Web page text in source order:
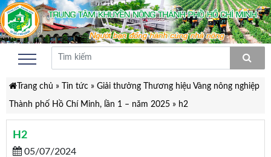
Trang chủ » Tin tức» Giải thưởng Thương hiệu Vàng nông nghiệp
Thành phố Hồ Chí Minh, lần 1 – năm 2025» h2
H2
05/07/2024